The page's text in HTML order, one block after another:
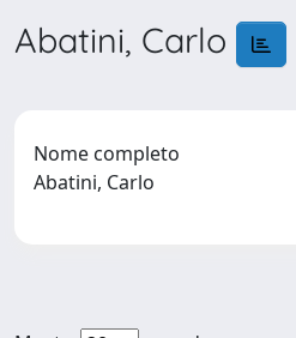
Abatini, Carlo
Nome completo
Abatini, Carlo